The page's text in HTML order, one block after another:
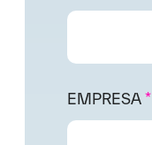
EMPRESA *